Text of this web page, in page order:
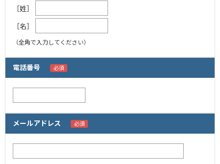
［姓］
［名］
（全角で入力してください）
電話番号
メールアドレス